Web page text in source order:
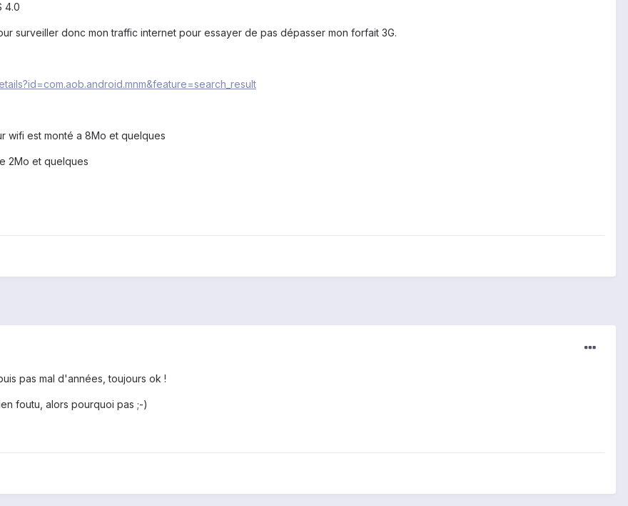
4.0
surveiller donc mon traffic internet pour essayer de pas dépasser mon forfait 3G.
wifi est monté a 8Mo et quelques
2Mo et quelques
pas mal d'années, toujours ok !
foutu, alors pourquoi pas ;-)